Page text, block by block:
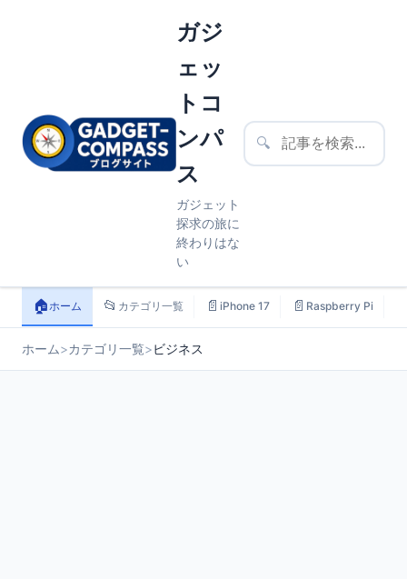
ガジ
ェッ
トコ
ンパ
ス
ガジェット
探求の旅に
終わりはな
い
🔍
🏠ホーム 📂 カテゴリ一覧 📄 iPhone 17 📄 Raspberry Pi
ホーム>カテゴリ一覧>ビジネス